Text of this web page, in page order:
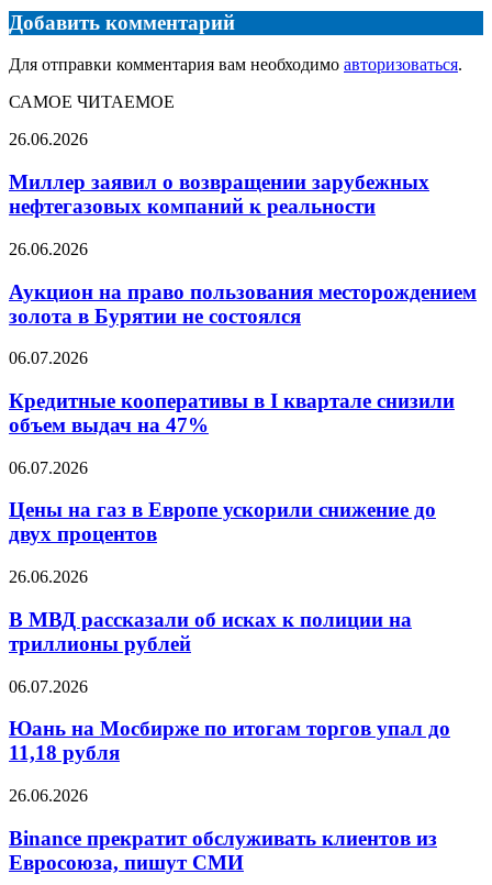
Добавить комментарий
Для отправки комментария вам необходимо авторизоваться.
САМОЕ ЧИТАЕМОЕ
Миллер
о
возвращении
зарубежных
компаний
реальности
26.06.2026
Миллер заявил о возвращении зарубежных
нефтегазовых компаний к реальности
Аукцион
право
пользования
месторождением
в
не
состоялся
26.06.2026
Аукцион на право пользования месторождением
золота в Бурятии не состоялся
Кредитные
в
I
квартале
объем
на
47%
06.07.2026
Кредитные кооперативы в I квартале снизили
объем выдач на 47%
Цены
газ
Европе
снижение
двух
процентов
06.07.2026
Цены на газ в Европе ускорили снижение до
двух процентов
В
рассказали
об
исках
полиции
триллионы
рублей
26.06.2026
В МВД рассказали об исках к полиции на
триллионы рублей
Юань
Мосбирже
по
итогам
упал
11,18
рубля
06.07.2026
Юань на Мосбирже по итогам торгов упал до
11,18 рубля
Binance
обслуживать
клиентов
из
26.06.2026
Binance прекратит обслуживать клиентов из
Евросоюза, пишут СМИ